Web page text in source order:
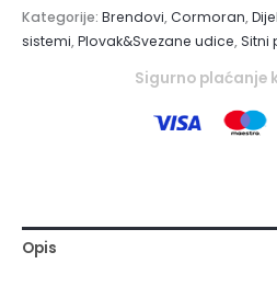
Kategorije: Brendovi,Cormoran,
sistemi,Plovak&Svezane udice,Sitni
Sigurno plaćanje
Opis